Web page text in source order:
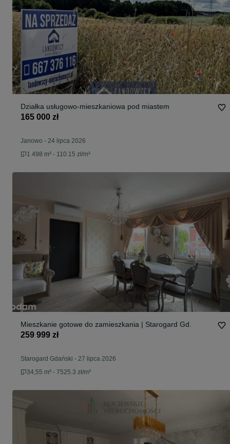
Działka usługowo-mieszkaniowa pod miastem
165 000 zł
Janowo - 24 lipca 2026
1 498 m² - 110.15 zł/m²
Mieszkanie gotowe do zamieszkania | Starogard Gd.
259 999 zł
Starogard Gdański - 27 lipca 2026
34,55 m² - 7525.3 zł/m²